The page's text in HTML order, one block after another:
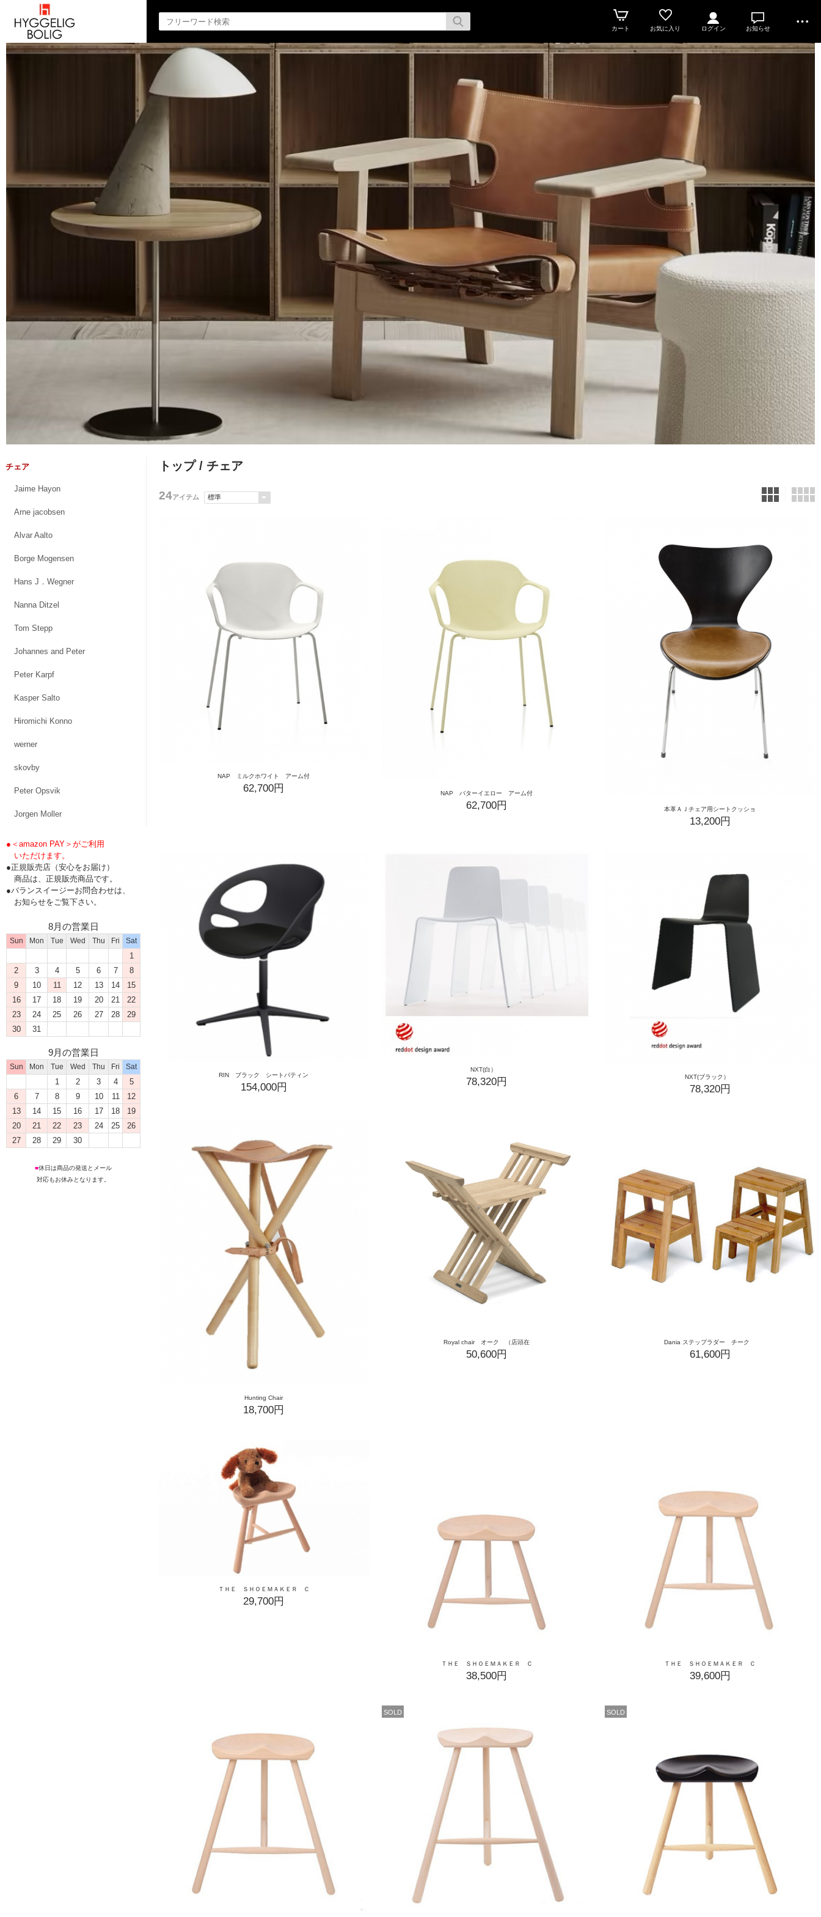
カート お気に入り ログイン お知らせ
チェア
Jaime Hayon
Arne jacobsen
Alvar Aalto
Borge Mogensen
Hans J．Wegner
Nanna Ditzel
Tom Stepp
Johannes and Peter
Peter Karpf
Kasper Salto
Hiromichi Konno
werner
skovby
Peter Opsvik
Jorgen Moller
●＜amazon PAY＞がご利用
いただけます。
●正規販売店（安心をお届け）
商品は、正規販売商品です。
●バランスイージーお問合わせは、
お知らせをご覧下さい。
8月の営業日
Sun Mon Tue Wed Thu Fri Sat
1
2
3 4 5 6 7
8
9
10 11 12 13 14
15
16
17 18 19 20 21
22
23
24 25 26 27 28
29
30
31
9月の営業日
Sun Mon Tue Wed Thu Fri Sat
1 2 3 4
5
6
7 8 9 10 11
12
13
14 15 16 17 18
19
20
21 22 23 24 25
26
27
28 29 30
■休日は商品の発送とメール
対応もお休みとなります。
トップ/ チェア
24アイテム
NAP ミルクホワイト アーム付
62,700円 NAP バターイエロー アーム付
62,700円 本革ＡＪチェア用シートクッショ
13,200円
RIN ブラック シートパティン
154,000円
NXT(白）
78,320円 NXT(ブラック）
78,320円
Hunting Chair
18,700円
Royal chair オーク （店頭在
50,600円
Dania ステップラダー チーク
61,600円
ＴＨＥ ＳＨＯＥＭＡＫＥＲ Ｃ
29,700円
ＴＨＥ ＳＨＯＥＭＡＫＥＲ Ｃ
38,500円
ＴＨＥ ＳＨＯＥＭＡＫＥＲ Ｃ
39,600円
SOLD SOLD